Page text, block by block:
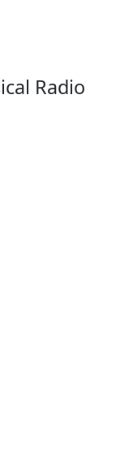
Radio